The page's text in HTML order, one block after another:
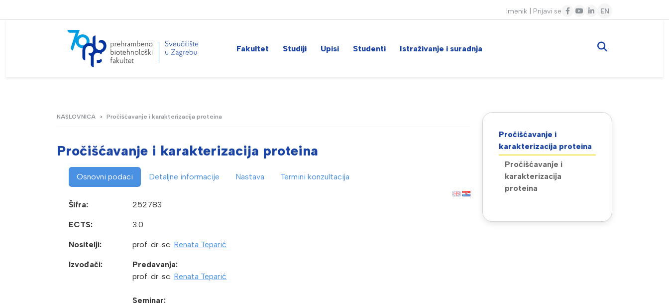
Imenik Prijavi se EN
Fakultet Studiji Upisi Studenti Istraživanje i suradnja
NASLOVNICA Pročišćavanje i karakterizacija proteina
Pročišćavanje i karakterizacija proteina
Osnovni podaci Detaljne informacije Nastava Termini konzultacija
Šifra: 252783
ECTS: 3.0
Nositelji: prof. dr. sc. Renata Teparić
Izvođači:
Predavanja:
prof. dr. sc. Renata Teparić
Seminar:
Pročišćavanje i
karakterizacija proteina
Pročišćavanje i
karakterizacija
proteina